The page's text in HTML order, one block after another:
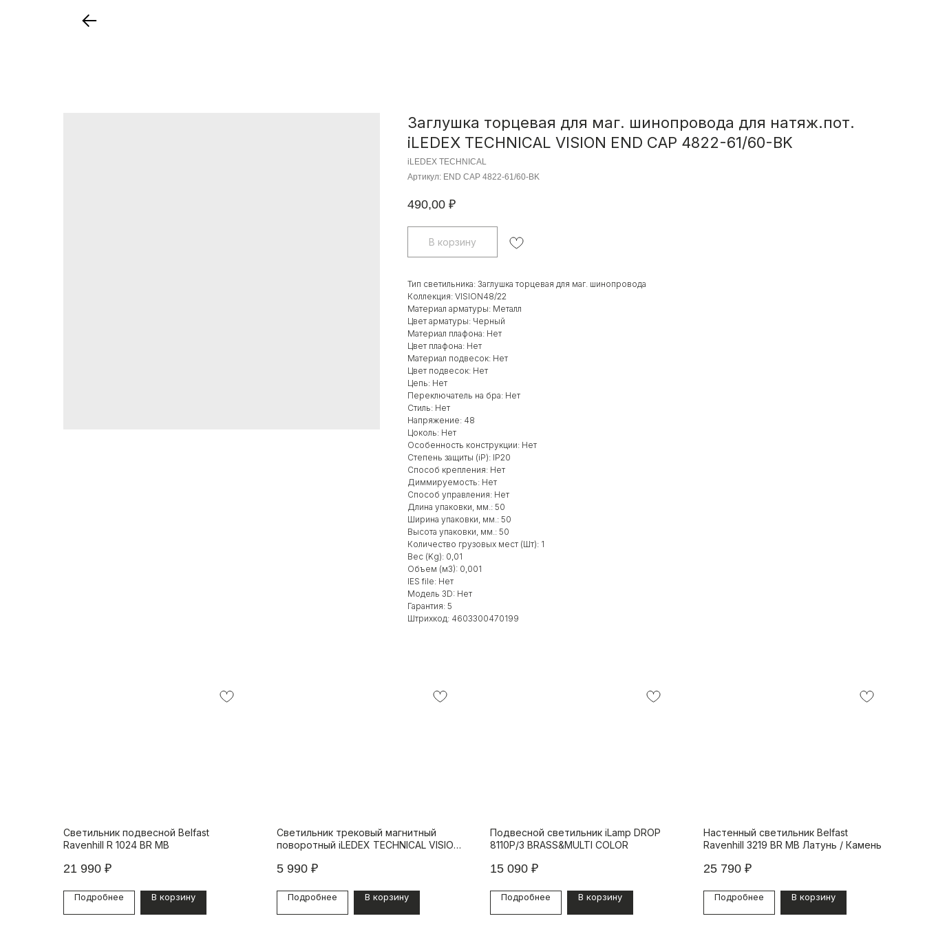
Заглушка торцевая для маг. шинопровода для натяж.пот.
iLEDEX TECHNICAL VISION END CAP 4822-61/60-BK
iLEDEX TECHNICAL
Артикул: END CAP 4822-61/60-BK
490,00 ₽
В корзину
Тип светильника: Заглушка торцевая для маг. шинопровода
Коллекция: VISION48/22
Материал арматуры: Металл
Цвет арматуры: Черный
Материал плафона: Нет
Цвет плафона: Нет
Материал подвесок: Нет
Цвет подвесок: Нет
Цепь: Нет
Переключатель на бра: Нет
Стиль: Нет
Напряжение: 48
Цоколь: Нет
Особенность конструкции: Нет
Степень защиты (iP): IP20
Способ крепления: Нет
Диммируемость: Нет
Способ управления: Нет
Длина упаковки, мм.: 50
Ширина упаковки, мм.: 50
Высота упаковки, мм.: 50
Количество грузовых мест (Шт): 1
Вес (Kg): 0,01
Объем (м3): 0,001
IES file: Нет
Модель 3D: Нет
Гарантия: 5
Штрихкод: 4603300470199
Светильник подвесной Belfast
Ravenhill R 1024 BR MB
21 990 ₽
Подробнее В корзину
Светильник трековый магнитный
поворотный iLEDEX TECHNICAL VISION
5 990 ₽
Подробнее В корзину
Подвесной светильник iLamp DROP
8110P/3 BRASS&MULTI COLOR
15 090 ₽
Подробнее В корзину
Настенный светильник Belfast
Ravenhill 3219 BR MB Латунь / Камень
25 790 ₽
Подробнее В корзину